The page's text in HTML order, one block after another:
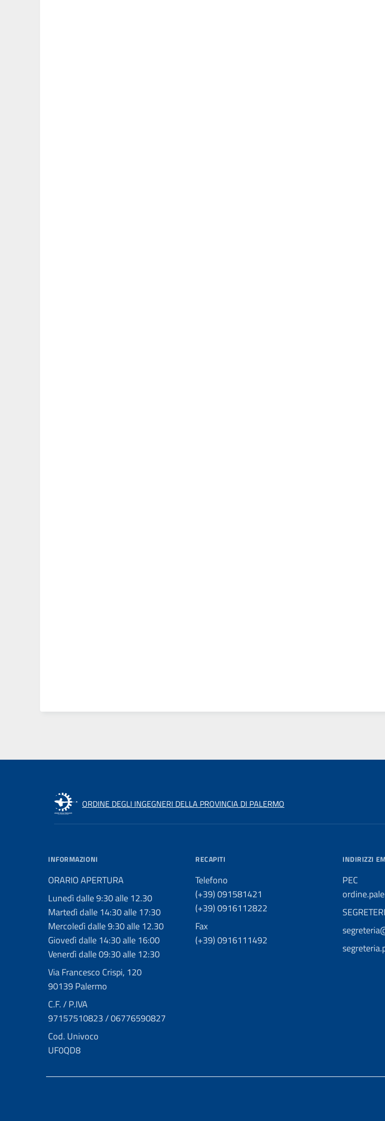
ORDINE DEGLI INGEGNERI DELLA PROVINCIA DI PALERMO
INFORMAZIONI
ORARIO APERTURA
Lunedì dalle 9:30 alle 12.30
Martedì dalle 14:30 alle 17:30
Mercoledì dalle 9:30 alle 12.30
Giovedì dalle 14:30 alle 16:00
Venerdì dalle 09:30 alle 12:30
Via Francesco Crispi, 120
90139 Palermo
C.F. / P.IVA
97157510823 / 06776590827
Cod. Univoco
UF0QD8
RECAPITI
Telefono
(+39) 091581421
(+39) 0916112822
Fax
(+39) 0916111492
INDIRIZZI
PEC